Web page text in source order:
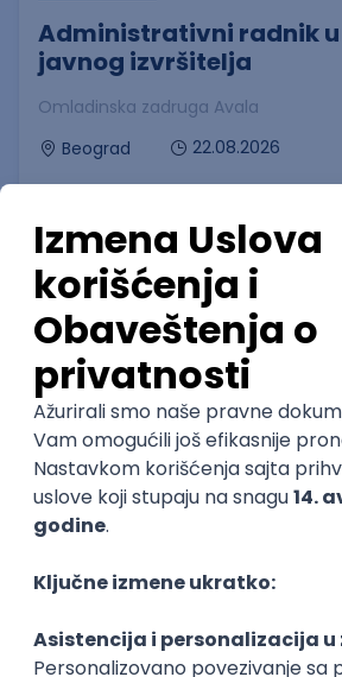
Administrativni radnik
javnog izvršitelja
Omladinska zadruga Avala
Beograd
22.08.2026
1. smena
Nepuno radno vreme
Administrator
distribucije
Omladinska Zadruga DOB
Dobanovci
21.08.2026
1. smena
Puno radno vreme
neto: 80.000 RSD (mesečna plata)